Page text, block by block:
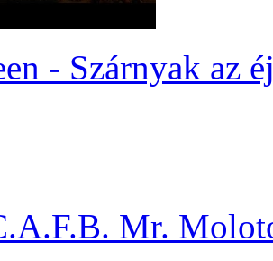
- Szárnyak az
Mr.